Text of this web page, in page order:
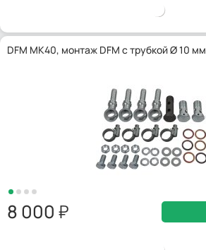
DFM МК40, монтаж DFM с трубкой Ø 10 мм
8 000